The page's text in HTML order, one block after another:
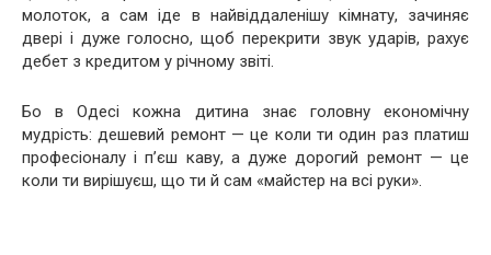
молоток, а сам іде в найвіддаленішу кімнату, зачиняє
двері і дуже голосно, щоб перекрити звук ударів, рахує
дебет з кредитом у річному звіті.
Бо в Одесі кожна дитина знає головну економічну
мудрість: дешевий ремонт — це коли ти один раз платиш
професіоналу і п’єш каву, а дуже дорогий ремонт — це
коли ти вирішуєш, що ти й сам «майстер на всі руки».